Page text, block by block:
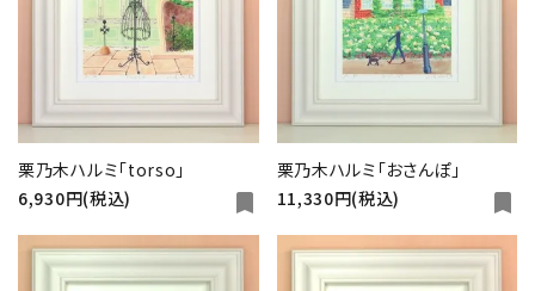
栗乃木ハルミ「torso」
6,930円(税込)
bookmark
栗乃木ハルミ「おさんぽ」
11,330円(税込)
bookmark
カテゴリー
検索する